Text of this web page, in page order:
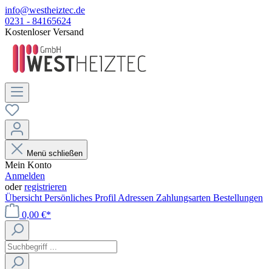
info@westheiztec.de
0231 - 84165624
Kostenloser Versand
Menü schließen
Mein Konto
Anmelden
oderregistrieren
Übersicht Persönliches Profil Adressen Zahlungsarten Bestellungen
0,00 €*